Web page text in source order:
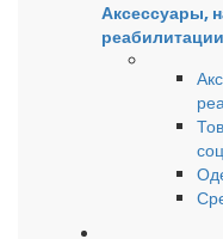
Аксессуары,
реабилитации